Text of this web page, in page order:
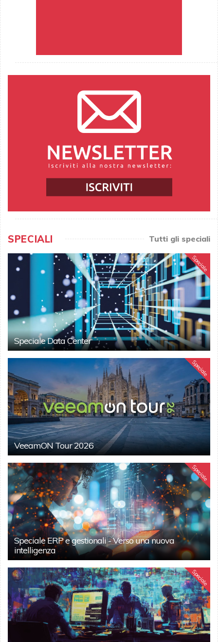
SPECIALI Tutti gli speciali
Speciale
Speciale Data Center
Speciale
VeeamON Tour 2026
Speciale
Speciale ERP e gestionali - Verso una nuova
intelligenza
Speciale